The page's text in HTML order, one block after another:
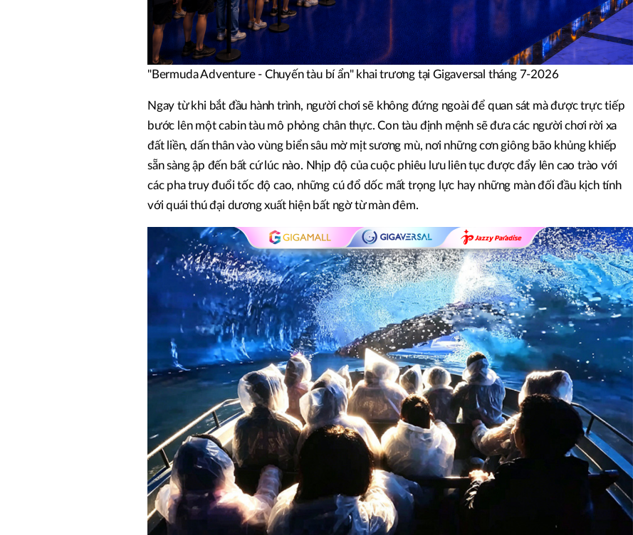
"Bermuda Adventure - Chuyến tàu bí ẩn" khai trương tại Gigaversal tháng 7-2026
Ngay từ khi bắt đầu hành trình, người chơi sẽ không đứng ngoài để quan sát mà được trực tiếp
bước lên một cabin tàu mô phỏng chân thực. Con tàu định mệnh sẽ đưa các người chơi rời xa
đất liền, dấn thân vào vùng biển sâu mờ mịt sương mù, nơi những cơn giông bão khủng khiếp
sẵn sàng ập đến bất cứ lúc nào. Nhịp độ của cuộc phiêu lưu liên tục được đẩy lên cao trào với
các pha truy đuổi tốc độ cao, những cú đổ dốc mất trọng lực hay những màn đối đầu kịch tính
với quái thú đại dương xuất hiện bất ngờ từ màn đêm.